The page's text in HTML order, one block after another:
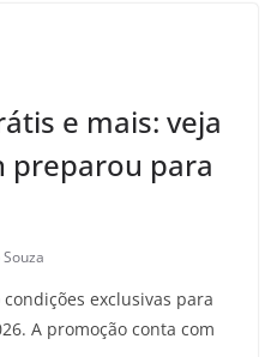
e mais: veja
preparou para
exclusivas para
A promoção conta com